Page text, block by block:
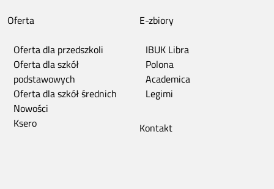
Oferta
Oferta dla przedszkoli
Oferta dla szkół
podstawowych
Oferta dla szkół średnich
Nowości
Ksero
E-zbiory
IBUK Libra
Polona
Academica
Legimi
Kontakt